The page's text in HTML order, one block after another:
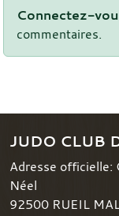
Connectez-
commentaires.
JUDO CLUB
Adresse officielle:
Néel
92500 RUEIL